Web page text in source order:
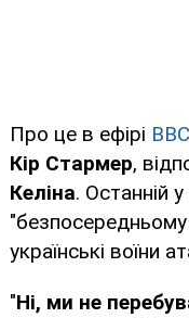
Про це в ефірі
Кір Стармер,
Келіна. Останній
"безпосередньому
українські воїни
"Ні, ми не